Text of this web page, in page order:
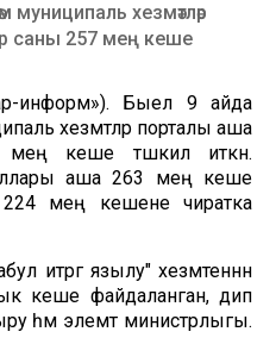
муниципаль хезмәтләр
саны 257 мең кеше
информ»). Быел 9 айда
хезмәтләр порталы аша
кеше тәшкил иткән.
аша 263 мең кеше
224 мең кешене чиратка
итәргә язылу" хезмәтеннән
кеше файдаланган, дип
һәм элемтә министрлыгы.